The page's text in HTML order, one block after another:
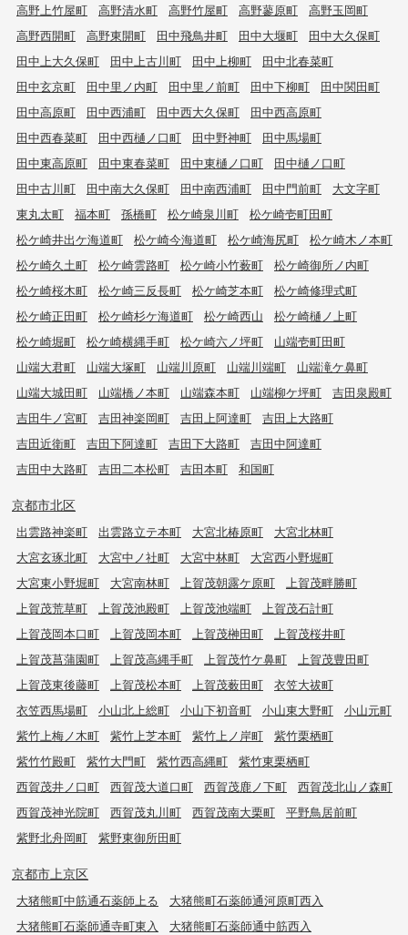
高野上竹屋町
高野清水町 高野竹屋町 高野蓼原町
高野玉岡町
高野西開町
高野東開町 田中飛鳥井町 田中大堰町
田中大久保町
田中上大久保町
田中上古川町 田中上柳町
田中北春菜町
田中玄京町
田中里ノ内町 田中里ノ前町 田中下柳町
田中関田町
田中高原町
田中西浦町 田中西大久保町
田中西高原町
田中西春菜町
田中西樋ノ口町 田中野神町
田中馬場町
田中東高原町
田中東春菜町 田中東樋ノ口町
田中樋ノ口町
田中古川町
田中南大久保町 田中南西浦町 田中門前町
大文字町
東丸太町
福本町 孫橋町 松ケ崎泉川町
松ケ崎壱町田町
松ケ崎井出ケ海道町
松ケ崎今海道町 松ケ崎海尻町
松ケ崎木ノ本町
松ケ崎久土町
松ケ崎雲路町 松ケ崎小竹薮町
松ケ崎御所ノ内町
松ケ崎桜木町
松ケ崎三反長町 松ケ崎芝本町
松ケ崎修理式町
松ケ崎正田町
松ケ崎杉ケ海道町 松ケ崎西山
松ケ崎樋ノ上町
松ケ崎堀町
松ケ崎横縄手町 松ケ崎六ノ坪町
山端壱町田町
山端大君町
山端大塚町 山端川原町 山端川端町
山端滝ケ鼻町
山端大城田町
山端橋ノ本町 山端森本町 山端柳ケ坪町
吉田泉殿町
吉田牛ノ宮町
吉田神楽岡町 吉田上阿達町
吉田上大路町
吉田近衛町
吉田下阿達町 吉田下大路町
吉田中阿達町
吉田中大路町
吉田二本松町 吉田本町 和国町
京都市北区
出雲路神楽町 出雲路立テ本町 大宮北椿原町
大宮北林町
大宮玄琢北町
大宮中ノ社町 大宮中林町
大宮西小野堀町
大宮東小野堀町
大宮南林町 上賀茂朝露ケ原町
上賀茂畔勝町
上賀茂荒草町
上賀茂池殿町 上賀茂池端町
上賀茂石計町
上賀茂岡本口町
上賀茂岡本町 上賀茂榊田町
上賀茂桜井町
上賀茂菖蒲園町
上賀茂高縄手町 上賀茂竹ケ鼻町
上賀茂豊田町
上賀茂東後藤町
上賀茂松本町 上賀茂薮田町
衣笠大祓町
衣笠西馬場町
小山北上総町 小山下初音町 小山東大野町
小山元町
紫竹上梅ノ木町
紫竹上芝本町 紫竹上ノ岸町
紫竹栗栖町
紫竹竹殿町
紫竹大門町 紫竹西高縄町
紫竹東栗栖町
西賀茂井ノ口町
西賀茂大道口町 西賀茂鹿ノ下町
西賀茂北山ノ森町
西賀茂神光院町
西賀茂丸川町 西賀茂南大栗町
平野鳥居前町
紫野北舟岡町
紫野東御所田町
京都市上京区
大猪熊町中筋通石薬師上る
大猪熊町石薬師通河原町西入
大猪熊町石薬師通寺町東入
大猪熊町石薬師通中筋西入